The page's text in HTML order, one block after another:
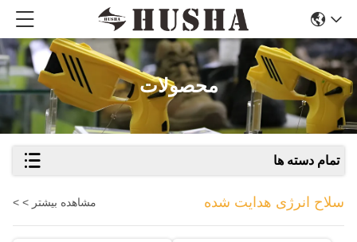
محصولات
تمام دسته ها
سلاح انرژی هدایت شده مشاهده بیشتر > >